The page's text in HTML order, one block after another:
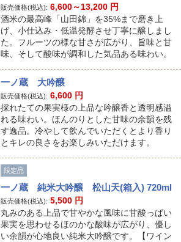
販売価格(税込): 6,600～13,200 円
酒米の最高峰「山田錦」を35%まで磨き上
げ、小仕込み・低温発酵させ丁寧に醸しまし
た。フルーツの様な甘さが広がり、旨味と甘
味、そして酸味が調和した気品ある味わい。
一ノ蔵 大吟醸
販売価格(税込): 6,600 円
採れたての果実様の上品な吟醸香と透明感溢
れる味わい。ほんのりとした甘味の余韻を残
す逸品。冷やして飲んでいただくとより香り
とキレの良さをお楽しみいただけます。
限定品
一ノ蔵 純米大吟醸 松山天(箱入) 720ml
販売価格(税込): 5,500 円
丸みのある上品で甘やかな風味に甘酸っぱい
果実を思わせるほのかな酸味が広がり、優し
い余韻が心地良い純米大吟醸です。【ワイン